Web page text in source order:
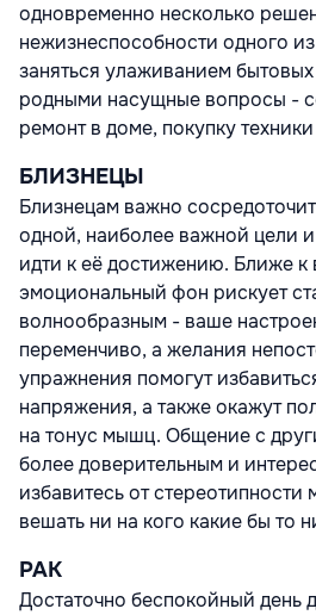
одновременно несколько
нежизнеспособности одного
заняться улаживанием бытовых
родными насущные вопросы -
ремонт в доме, покупку
БЛИЗНЕЦЫ
Близнецам важно
одной, наиболее важной цели
идти к её достижению. Ближе к
эмоциональный фон рискует
волнообразным - ваше
переменчиво, а желания
упражнения помогут
напряжения, а также окажут
на тонус мышц. Общение с
более доверительным и
избавитесь от
вешать ни на кого какие бы то
РАК
Достаточно беспокойный день